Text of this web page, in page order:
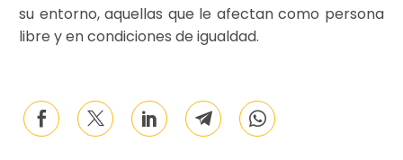
su entorno, aquellas que le afectan como persona
libre y en condiciones de igualdad.